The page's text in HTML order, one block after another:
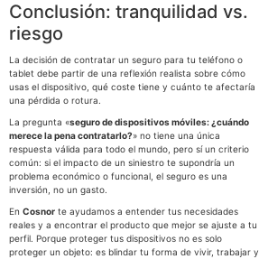
Conclusión: tranquilidad vs.
riesgo
La decisión de contratar un seguro para tu teléfono o
tablet debe partir de una reflexión realista sobre cómo
usas el dispositivo, qué coste tiene y cuánto te afectaría
una pérdida o rotura.
La pregunta «seguro de dispositivos móviles: ¿cuándo
merece la pena contratarlo?» no tiene una única
respuesta válida para todo el mundo, pero sí un criterio
común: si el impacto de un siniestro te supondría un
problema económico o funcional, el seguro es una
inversión, no un gasto.
En Cosnor te ayudamos a entender tus necesidades
reales y a encontrar el producto que mejor se ajuste a tu
perfil. Porque proteger tus dispositivos no es solo
proteger un objeto: es blindar tu forma de vivir, trabajar y